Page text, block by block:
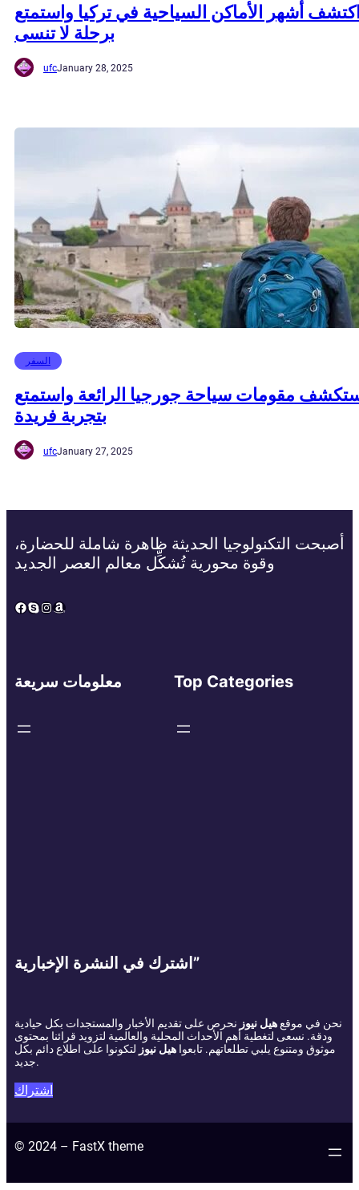
أشهر الأماكن السياحية في تركيا واستمتع
برحلة لا تنسى
ufcJanuary 28, 2025
السفر
مقومات سياحة جورجيا الرائعة واستمتع
بتجربة فريدة
ufcJanuary 27, 2025
أصبحت التكنولوجيا الحديثة ظاهرة شاملة للحضارة،
وقوة محورية تُشكِّل معالم العصر الجديد
Facebook
Skype
Instagram
Amazon
معلومات سريعة Top Categories
اشترك في النشرة الإخبارية”
نحن في موقع هيل نيوز نحرص على تقديم الأخبار والمستجدات بكل حيادية
ودقة. نسعى لتغطية أهم الأحداث المحلية والعالمية لتزويد قرائنا بمحتوى
موثوق ومتنوع يلبي تطلعاتهم. تابعوا هيل نيوز لتكونوا على اطلاع دائم بكل
جديد.
اشتراك
© 2024 – FastX theme